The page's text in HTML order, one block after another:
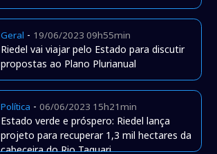
Geral - 19/06/2023 09h55min
Riedel vai viajar pelo Estado para discutir
propostas ao Plano Plurianual
Política -06/06/2023 15h21min
Estado verde e próspero: Riedel lança
projeto para recuperar 1,3 mil hectares da
cabeceira do Rio Taquari